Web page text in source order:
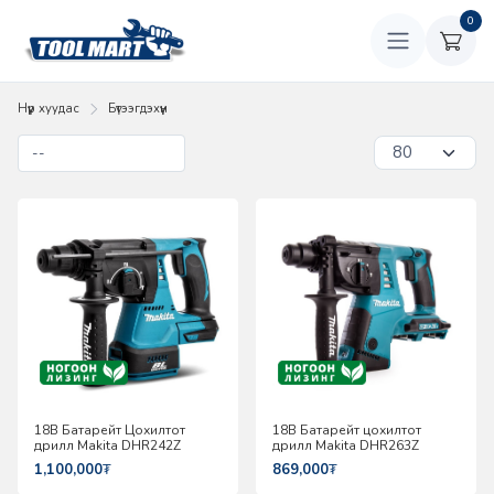
0
Нүүр хуудас Бүтээгдэхүүн
18В Батарейт Цохилтот
дрилл Makita DHR242Z
1,100,000₮
18В Батарейт цохилтот
дрилл Makita DHR263Z
869,000₮